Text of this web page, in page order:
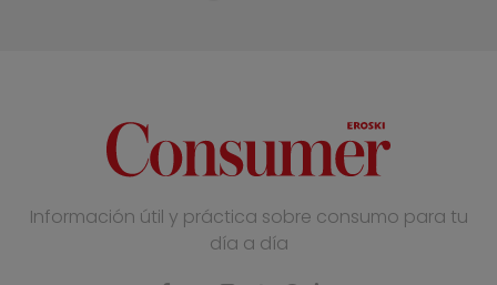
Información útil y práctica sobre consumo para tu
día a día